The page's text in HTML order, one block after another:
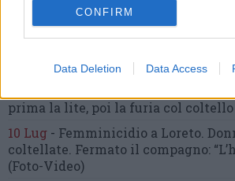
CONFIRM
Data Deletion Data Access
Gli articoli più letti
orrore all’asilo, arrestate due
prima la lite, poi la furia col coltello
10 Lug - Femminicidio a Loreto.
coltellate. Fermato il compagno:
(Foto-Video)